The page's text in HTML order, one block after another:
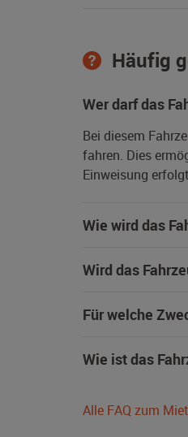
Häufig
Wer darf das
Bei diesem
fahren. Dies
Einweisung
Wie wird das
Wird das
Für welche
Wie ist das
Alle FAQ zum